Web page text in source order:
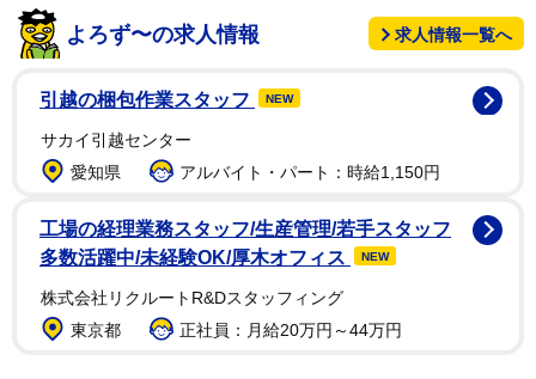
よろず〜の求人情報 求人情報一覧へ
引越の梱包作業スタッフ NEW
サカイ引越センター
愛知県
アルバイト・パート：時給1,150円
工場の経理業務スタッフ/生産管理/若手スタッフ
多数活躍中/未経験OK/厚木オフィス
NEW
株式会社リクルートR&Dスタッフィング
東京都
正社員：月給20万円～44万円